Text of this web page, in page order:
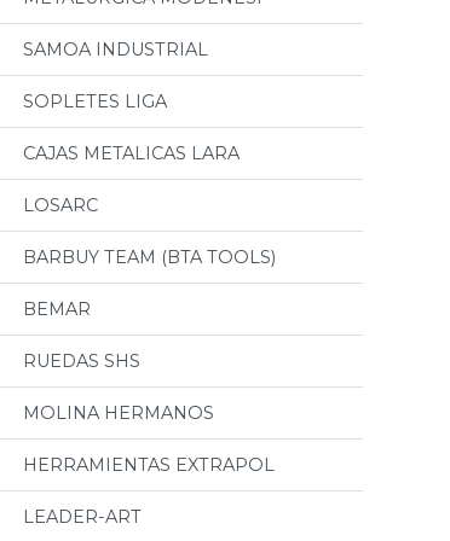
SAMOA INDUSTRIAL
SOPLETES LIGA
CAJAS METALICAS LARA
LOSARC
BARBUY TEAM (BTA TOOLS)
BEMAR
RUEDAS SHS
MOLINA HERMANOS
HERRAMIENTAS EXTRAPOL
LEADER-ART